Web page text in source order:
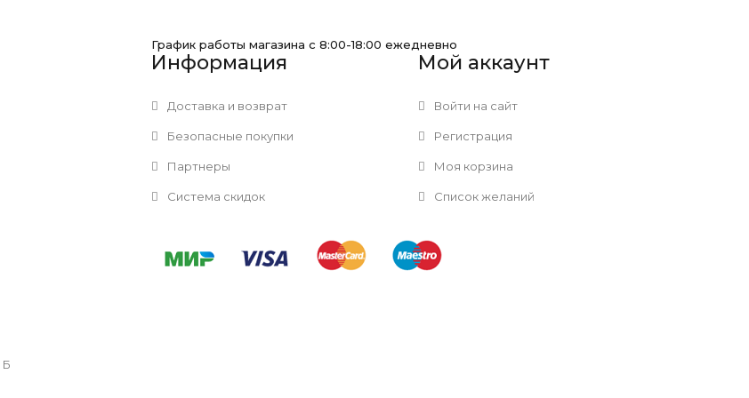
Б
График работы магазина с 8:00-18:00 ежедневно
Информация
Доставка и возврат
Безопасные покупки
Партнеры
Система скидок
Мой аккаунт
Войти на сайт
Регистрация
Моя корзина
Список желаний